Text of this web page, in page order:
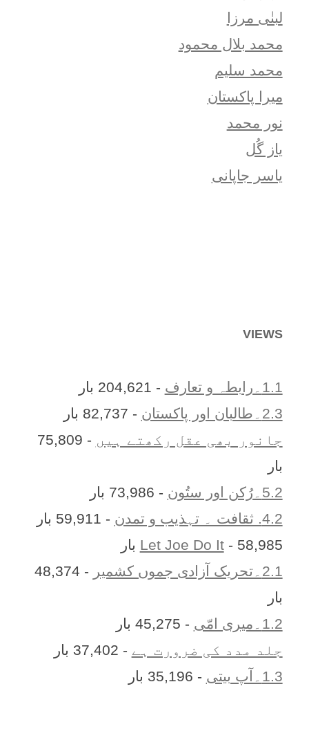
لبنٰی مرزا
محمد بلال محمود
محمد سلیم
میرا پاکستان
نور محمد
یاز گُل
یاسر جاپانی
VIEWS
1.1۔رابطہ و تعارف
- 204,621 بار
2.3۔طالبان اور پاکستان
- 82,737 بار
جانور بھی عقل رکھتے ہیں
- 75,809
بار
5.2۔رُکن اور ستُون
- 73,986 بار
4.2. ثقافت ۔ تہذیب و تمدن
- 59,911 بار
Let Joe Do It- 58,985 بار
2.1۔تحریک آزادی جموں کشمیر
- 48,374
بار
1.2۔میری امّی
- 45,275 بار
جلد مدد کی ضرورت ہے - 37,402 بار
1.3۔آپ بیتی
- 35,196 بار